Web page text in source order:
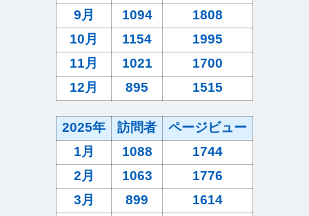
9月
1094
1808
10月
1154
1995
11月
1021
1700
12月
895 1515
2025年 訪問者
ページビュー
1月
1088
1744
2月
1063
1776
3月
899
1614